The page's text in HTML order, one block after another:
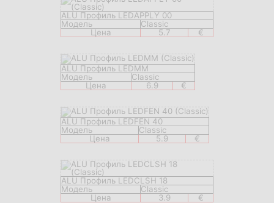
ALU Профиль LEDAPPLY 00
Модель
Classic
Цена
5.7 €
ALU Профиль LEDMM
Модель
Classic
Цена
6.9 €
ALU Профиль LEDFEN 40
Модель
Classic
Цена
5.9 €
ALU Профиль LEDCLSH 18
Модель
Classic
Цена
3.9 €